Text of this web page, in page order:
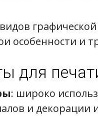
особенности и
для
: широко
и